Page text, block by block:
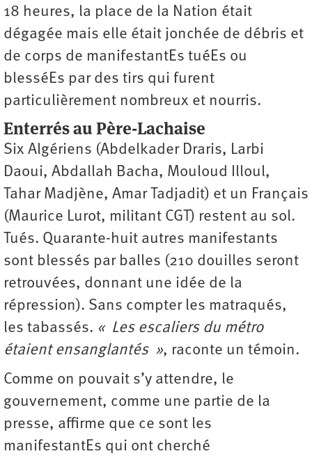
18 heures, la place de la Nation était
dégagée mais elle était jonchée de débris et
de corps de manifestantEs tuéEs ou
blesséEs par des tirs qui furent
particulièrement nombreux et nourris.
Enterrés au Père-Lachaise
Six Algériens (Abdelkader Draris, Larbi
Daoui, Abdallah Bacha, Mouloud Illoul,
Tahar Madjène, Amar Tadjadit) et un Français
(Maurice Lurot, militant CGT) restent au sol.
Tués. Quarante-huit autres manifestants
sont blessés par balles (210 douilles seront
retrouvées, donnant une idée de la
répression). Sans compter les matraqués,
les tabassés. « Les escaliers du métro
étaient ensanglantés », raconte un témoin.
Comme on pouvait s’y attendre, le
gouvernement, comme une partie de la
presse, affirme que ce sont les
manifestantEs qui ont cherché